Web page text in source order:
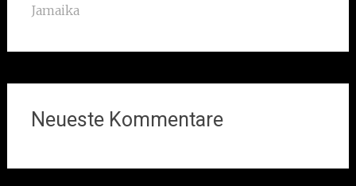
Jamaika
Neueste Kommentare